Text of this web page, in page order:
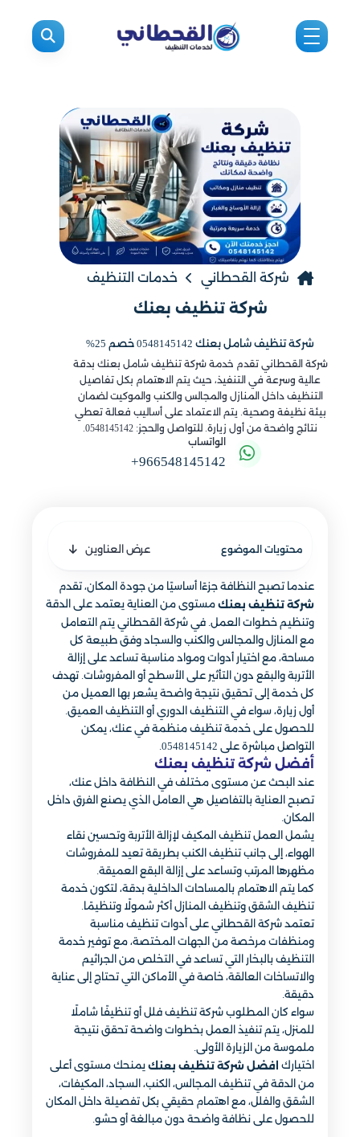
شركة القحطاني خدمات التنظيف
شركة تنظيف بعنك
شركة تنظيف شامل بعنك 0548145142 خصم 25%
شركة القحطاني تقدم خدمة شركة تنظيف شامل بعنك بدقة
عالية وسرعة في التنفيذ، حيث يتم الاهتمام بكل تفاصيل
التنظيف داخل المنازل والمجالس والكنب والموكيت لضمان
بيئة نظيفة وصحية. يتم الاعتماد على أساليب فعالة تعطي
نتائج واضحة من أول زيارة. للتواصل والحجز: 0548145142.
الواتساب
+966548145142
محتويات الموضوع عرض العناوين
عندما تصبح النظافة جزءًا أساسيًا من جودة المكان، تقدم
شركة تنظيف بعنك مستوى من العناية يعتمد على الدقة
وتنظيم خطوات العمل. في شركة القحطاني يتم التعامل
مع المنازل والمجالس والكنب والسجاد وفق طبيعة كل
مساحة، مع اختيار أدوات ومواد مناسبة تساعد على إزالة
الأتربة والبقع دون التأثير على الأسطح أو المفروشات. تهدف
كل خدمة إلى تحقيق نتيجة واضحة يشعر بها العميل من
أول زيارة، سواء في التنظيف الدوري أو التنظيف العميق.
للحصول على خدمة تنظيف منظمة في عنك، يمكن
التواصل مباشرة على 0548145142.
أفضل شركة تنظيف بعنك
عند البحث عن مستوى مختلف في النظافة داخل عنك،
تصبح العناية بالتفاصيل هي العامل الذي يصنع الفرق داخل
المكان.
يشمل العمل تنظيف المكيف لإزالة الأتربة وتحسين نقاء
الهواء، إلى جانب تنظيف الكنب بطريقة تعيد للمفروشات
مظهرها المرتب وتساعد على إزالة البقع العميقة.
كما يتم الاهتمام بالمساحات الداخلية بدقة، لتكون خدمة
تنظيف الشقق وتنظيف المنازل أكثر شمولًا وتنظيمًا.
تعتمد شركة القحطاني على أدوات تنظيف مناسبة
ومنظفات مرخصة من الجهات المختصة، مع توفير خدمة
التنظيف بالبخار التي تساعد في التخلص من الجراثيم
والاتساخات العالقة، خاصة في الأماكن التي تحتاج إلى عناية
دقيقة.
سواء كان المطلوب شركة تنظيف فلل أو تنظيفًا شاملًا
للمنزل، يتم تنفيذ العمل بخطوات واضحة تحقق نتيجة
ملموسة من الزيارة الأولى.
اختيارك افضل شركة تنظيف بعنك يمنحك مستوى أعلى
من الدقة في تنظيف المجالس، الكنب، السجاد، المكيفات،
الشقق والفلل، مع اهتمام حقيقي بكل تفصيلة داخل المكان
للحصول على نظافة واضحة دون مبالغة أو حشو.